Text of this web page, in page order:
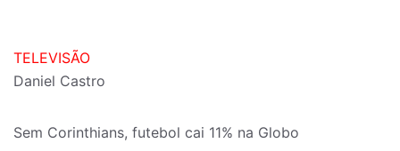
TELEVISÃO
Daniel Castro
Sem Corinthians, futebol cai 11% na Globo